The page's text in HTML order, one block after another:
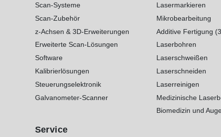
Scan-Systeme
Scan-Zubehör
z-Achsen & 3D-Erweiterungen
Erweiterte Scan-Lösungen
Software
Kalibrierlösungen
Steuerungselektronik
Galvanometer-Scanner
Service
Lasermarkieren
Mikrobearbeitung
Additive Fertigung
Laserbohren
Laserschweißen
Laserschneiden
Laserreinigen
Medizinische
Biomedizin und